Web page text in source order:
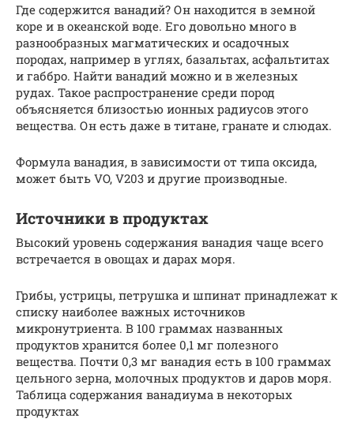
Где содержится ванадий? Он находится в земной
коре и в океанской воде. Его довольно много в
разнообразных магматических и осадочных
породах, например в углях, базальтах, асфальтитах
и габбро. Найти ванадий можно и в железных
рудах. Такое распространение среди пород
объясняется близостью ионных радиусов этого
вещества. Он есть даже в титане, гранате и слюдах.
Формула ванадия, в зависимости от типа оксида,
может быть VO, V203 и другие производные.
Источники в продуктах
Высокий уровень содержания ванадия чаще всего
встречается в овощах и дарах моря.
Грибы, устрицы, петрушка и шпинат принадлежат к
списку наиболее важных источников
микронутриента. В 100 граммах названных
продуктов хранится более 0,1 мг полезного
вещества. Почти 0,3 мг ванадия есть в 100 граммах
цельного зерна, молочных продуктов и даров моря.
Таблица содержания ванадиума в некоторых
продуктах